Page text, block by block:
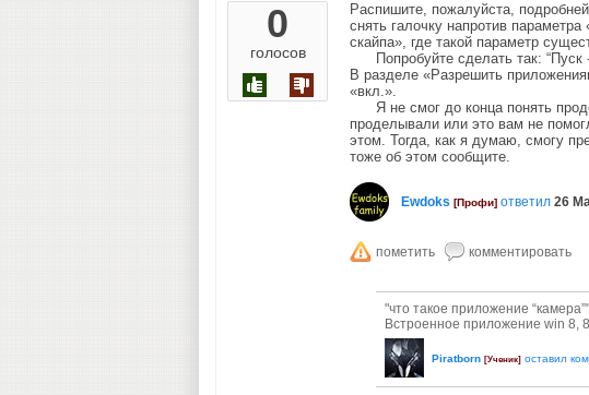
0
голосов
Распишите, пожалуйста,
снять галочку напротив
скайпа», где такой параметр
Попробуйте сделать так: “Пуск
В разделе «Разрешить
«вкл.».
Я не смог до конца понять
проделывали или это вам не
этом. Тогда, как я думаю, смогу
тоже об этом сообщите.
Ewdoks [Профи] ответил 26
"что такое приложение “камера”"
Встроенное приложение win 8,
Piratborn [Ученик] оставил